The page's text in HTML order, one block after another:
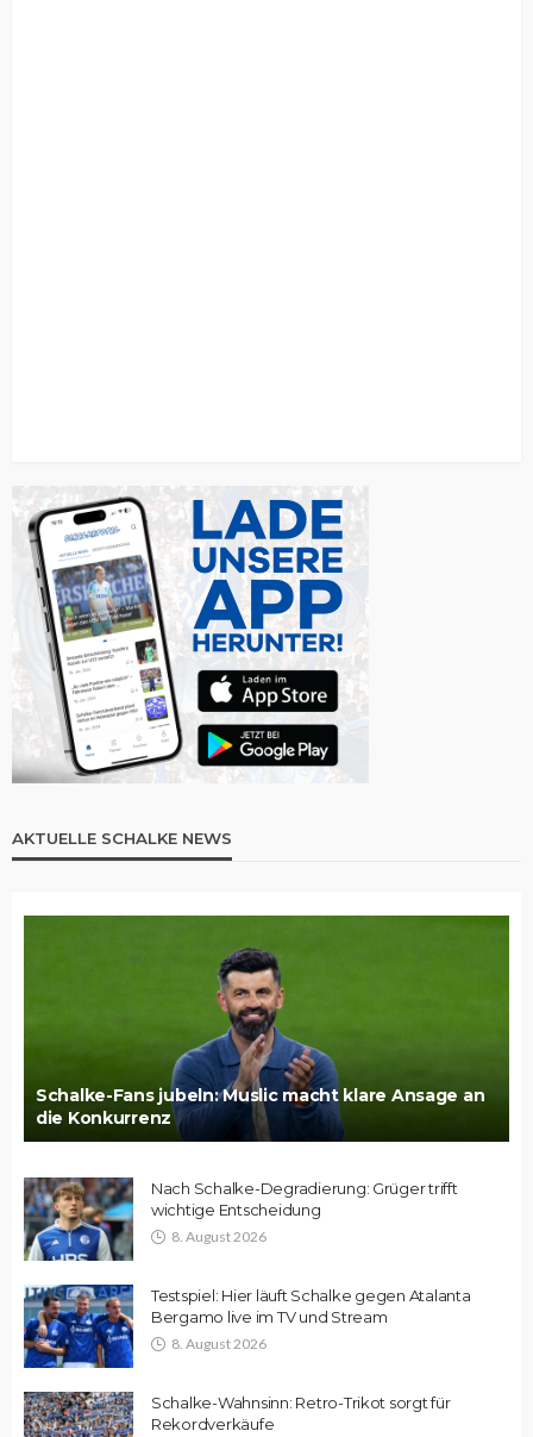
AKTUELLE SCHALKE NEWS
Schalke-Fans jubeln: Muslic macht klare Ansage an
die Konkurrenz
Nach Schalke-Degradierung: Grüger trifft
wichtige Entscheidung
8. August 2026
Testspiel: Hier läuft Schalke gegen Atalanta
Bergamo live im TV und Stream
8. August 2026
Schalke-Wahnsinn: Retro-Trikot sorgt für
Rekordverkäufe